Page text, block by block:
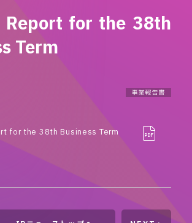
IR for the 38th
Term
事業報告書
for the 38th Business Term